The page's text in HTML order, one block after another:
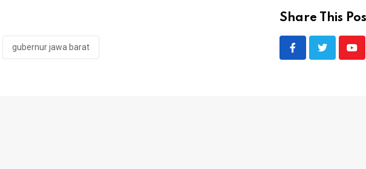
gubernur jawa barat
Share This